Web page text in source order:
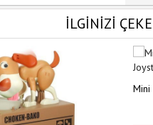
İLGİNİZİ